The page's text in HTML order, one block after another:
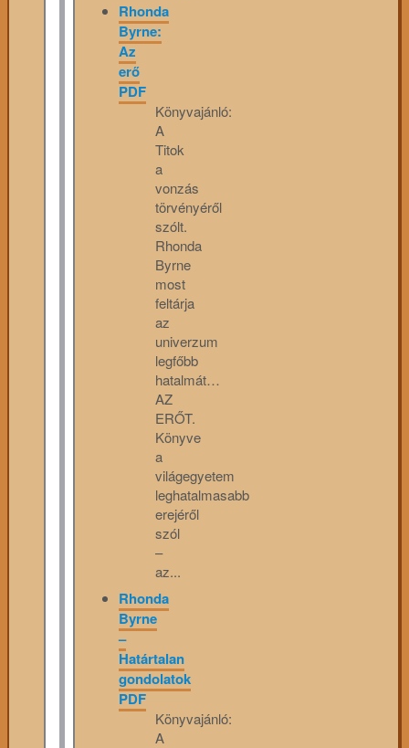
Rhonda
Byrne:
Az
erő
PDF
Könyvajánló:
A
Titok
a
vonzás
törvényéről
szólt.
Rhonda
Byrne
most
feltárja
az
univerzum
legfőbb
hatalmát…
AZ
ERŐT.
Könyve
a
világegyetem
leghatalmasabb
erejéről
szól
–
az...
Rhonda
Byrne
–
Határtalan
gondolatok
PDF
Könyvajánló:
A